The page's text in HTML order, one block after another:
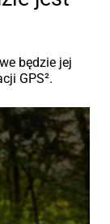
będzie jej
GPS².